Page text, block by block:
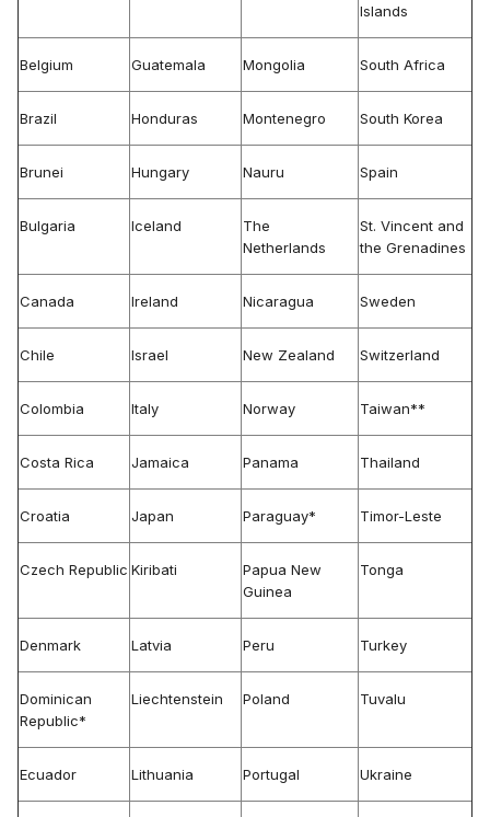
Islands
Belgium Guatemala Mongolia South Africa
Brazil Honduras Montenegro South Korea
Brunei Hungary Nauru Spain
Bulgaria Iceland
The
Netherlands
St. Vincent and
the Grenadines
Canada Ireland Nicaragua Sweden
Chile Israel New Zealand Switzerland
Colombia Italy Norway Taiwan**
Costa Rica Jamaica Panama Thailand
Croatia Japan Paraguay* Timor-Leste
Czech Republic Kiribati
Papua New
Guinea
Tonga
Denmark Latvia Peru Turkey
Dominican
Republic*
Liechtenstein Poland Tuvalu
Ecuador Lithuania Portugal Ukraine